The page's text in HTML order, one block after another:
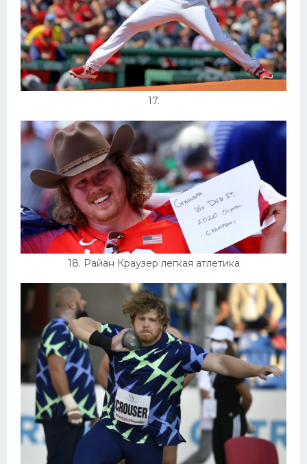
17.
18. Райан Краузер легкая атлетика